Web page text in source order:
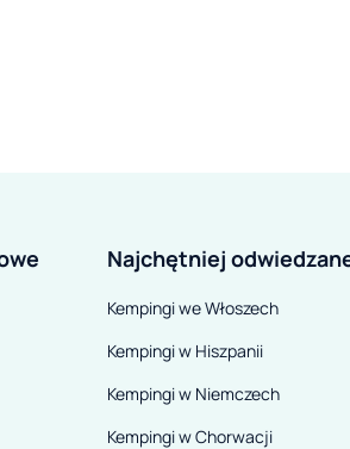
Najchętniej
Kempingi we Włoszech
Kempingi w Hiszpanii
Kempingi w Niemczech
Kempingi w Chorwacji